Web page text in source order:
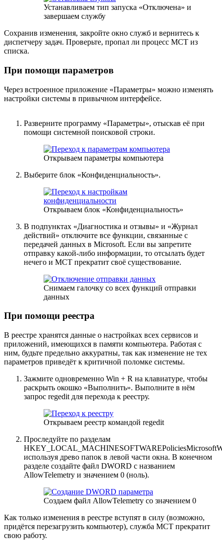
Устанавливаем тип запуска «Отключена» и
завершаем службу
Сохранив изменения, закройте окно служб и вернитесь к
диспетчеру задач. Проверьте, пропал ли процесс MCT из
списка.
При помощи параметров
Через встроенное приложение «Параметры» можно изменять
настройки системы в привычном интерфейсе.
Разверните программу «Параметры», отыскав её при
помощи системной поисковой строки.
Открываем параметры компьютера
Выберите блок «Конфиденциальность».
Открываем блок «Конфиденциальность»
В подпунктах «Диагностика и отзывы» и «Журнал
действий» отключите все функции, связанные с
передачей данных в Microsoft. Если вы запретите
отправку какой-либо информации, то отсылать будет
нечего и MCT прекратит своё существование.
Снимаем галочку со всех функций отправки
данных
При помощи реестра
В реестре хранятся данные о настройках всех сервисов и
приложений, имеющихся в памяти компьютера. Работая с
ним, будьте предельно аккуратны, так как изменение не тех
параметров приведёт к критичной поломке системы.
Зажмите одновременно Win + R на клавиатуре, чтобы
раскрыть окошко «Выполнить». Выполните в нём
запрос regedit для перехода к реестру.
Открываем реестр командой regedit
Проследуйте по разделам
используя древо папок в левой части окна. В конечном
разделе создайте файл DWORD с названием
AllowTelemetry и значением 0 (ноль).
Создаем файл AllowTelemetry со значением 0
Как только изменения в реестре вступят в силу (возможно,
придётся перезагрузить компьютер), служба MCT прекратит
свою работу.